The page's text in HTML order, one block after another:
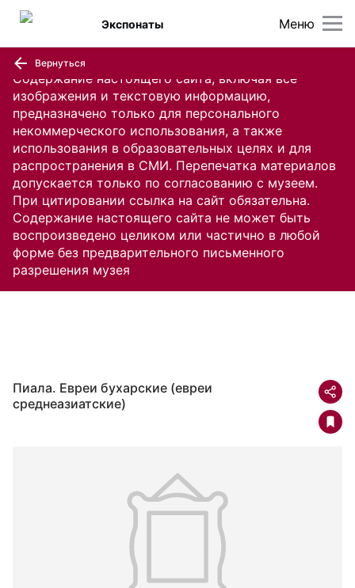
Содержание настоящего сайта, включая все
изображения и текстовую информацию,
предназначено только для персонального
некоммерческого использования, а также
использования в образовательных целях и для
распространения в СМИ. Перепечатка материалов
допускается только по согласованию с музеем.
При цитировании ссылка на сайт обязательна.
Содержание настоящего сайта не может быть
воспроизведено целиком или частично в любой
форме без предварительного письменного
разрешения музея
Меню
Экспонаты
Вернуться
Пиала. Евреи бухарские (евреи
среднеазиатские)